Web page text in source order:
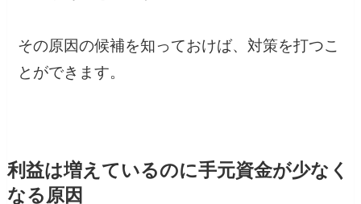
その原因の候補を知っておけば、対策を打つこ
とができます。
利益は増えているのに手元資金が少なく
なる原因